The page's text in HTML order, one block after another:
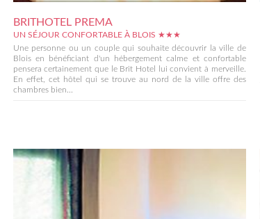
BRITHOTEL PREMA
UN SÉJOUR CONFORTABLE À BLOIS ★★★
Une personne ou un couple qui souhaite découvrir la ville de
Blois en bénéficiant d'un hébergement calme et confortable
pensera certainement que le Brit Hotel lui convient à merveille.
En effet, cet hôtel qui se trouve au nord de la ville offre des
chambres bien...